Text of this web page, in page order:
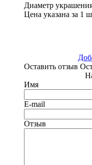
Диаметр
Цена указана за 1
Оставить отзыв
Имя
E-mail
Отзыв